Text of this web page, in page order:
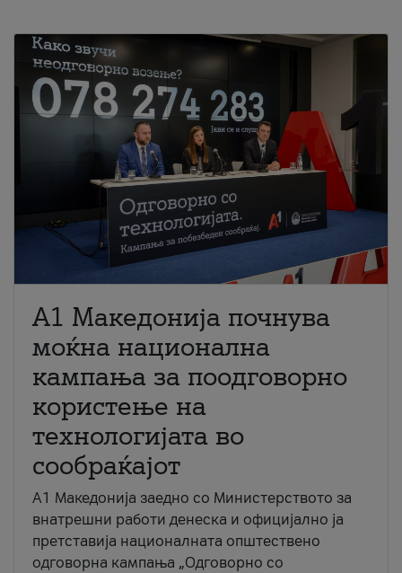
A1 Македонија почнува
моќна национална
кампања за поодговорно
користење на
технологијата во
сообраќајот
A1 Македонија заедно со Министерството за
внатрешни работи денеска и официјално ја
претставија националната општествено
одговорна кампања „Одговорно со